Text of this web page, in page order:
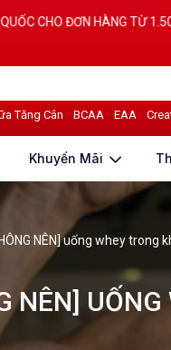
TỪ 1.500.000Đ NHẬP
Tăng Cân BCAA EAA
Khuyến Mãi
NÊN] uống whey trong
NÊN] UỐNG